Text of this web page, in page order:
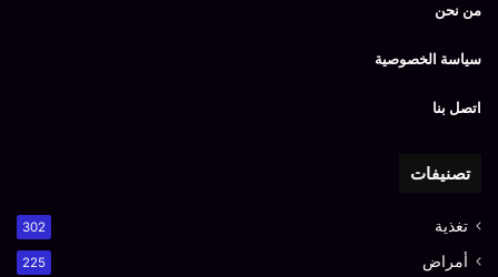
من نحن
سياسة الخصوصية
اتصل بنا
تصنيفات
تغذية 302
أمراض 225